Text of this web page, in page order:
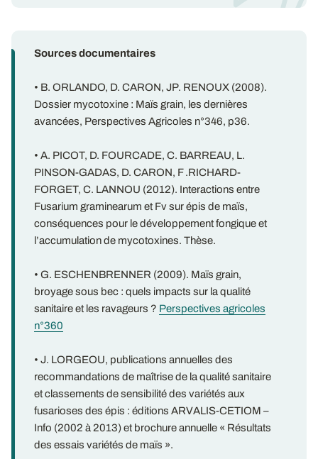
Sources documentaires
• B. ORLANDO, D. CARON, JP. RENOUX (2008).
Dossier mycotoxine : Maïs grain, les dernières
avancées, Perspectives Agricoles n°346, p36.
• A. PICOT, D. FOURCADE, C. BARREAU, L.
PINSON-GADAS, D. CARON, F .RICHARD-
FORGET, C. LANNOU (2012). Interactions entre
Fusarium graminearum et Fv sur épis de maïs,
conséquences pour le développement fongique et
l’accumulation de mycotoxines. Thèse.
• G. ESCHENBRENNER (2009). Maïs grain,
broyage sous bec : quels impacts sur la qualité
sanitaire et les ravageurs ? Perspectives agricoles
n°360
• J. LORGEOU, publications annuelles des
recommandations de maîtrise de la qualité sanitaire
et classements de sensibilité des variétés aux
fusarioses des épis : éditions ARVALIS-CETIOM –
Info (2002 à 2013) et brochure annuelle « Résultats
des essais variétés de maïs ».